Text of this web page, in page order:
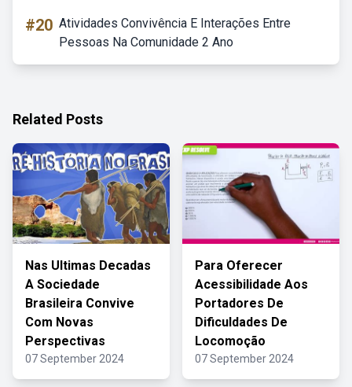
#20 Atividades Convivência E Interações Entre
Pessoas Na Comunidade 2 Ano
Related Posts
Nas Ultimas Decadas
A Sociedade
Brasileira Convive
Com Novas
Perspectivas
07 September 2024
Para Oferecer
Acessibilidade Aos
Portadores De
Dificuldades De
Locomoção
07 September 2024